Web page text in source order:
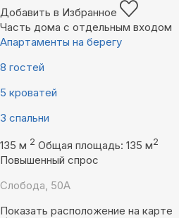
Добавить в Избранное
Часть дома с отдельным входом
Апартаменты на берегу
8 гостей
5 кроватей
3 спальни
135 м 2 Общая площадь: 135 м2
Повышенный спрос
Слобода, 50А
Показать расположение на карте